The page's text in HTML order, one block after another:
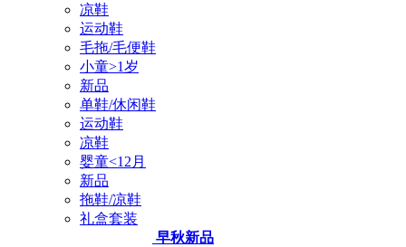
凉鞋
运动鞋
毛拖/毛便鞋
小童>1岁
新品
单鞋/休闲鞋
运动鞋
凉鞋
婴童<12月
新品
拖鞋/凉鞋
礼盒套装
早秋新品